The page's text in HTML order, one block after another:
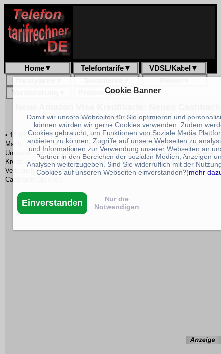
Home▼ Telefontarife▼ VDSL/Kabel ▼
Versicherung
Preisvergleich▼
Erlebnis beim Shoppen
• 17.08.24 In der Welt des Online-Shoppings ist Amazon eine unbestrittene
Macht, und mit der Einführung der neuenAmazon Visa Kreditkartesetzt
Unternehmen neue Maßstäbe im Bereich der Kundenbelohnungen. Diese
Kreditkarte, die in Zusammenarbeit mit Openbank entstanden ist, bietet
Verbrauchern nicht nur finanzielle Flexibilität, sondern auch attraktive
Cashback-Optionen.
Cookie Banner
Damit wir unsere Webseiten für Sie optimieren und
können würden wir gerne Cookies verwenden. Zudem
Cookies gebraucht, um Funktionen von Soziale Media
anbieten zu können, Zugriffe auf unsere Webseiten zu
und Informationen zur Verwendung unserer Webseiten an
Partner in den Bereichen der sozialen Medien, Anzeigen
Analysen weiterzugeben. Sind Sie widerruflich mit der
Cookies auf unseren Webseiten einverstanden?(mehr
Einverstanden
Nur die
Notwendigen